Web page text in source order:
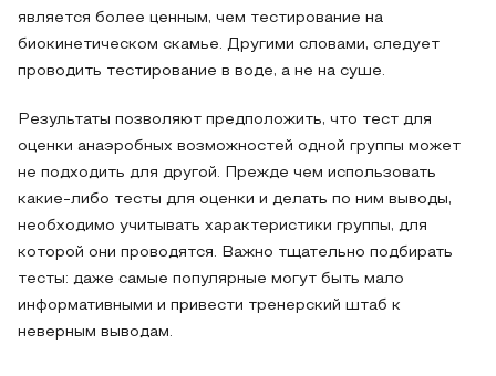
является более ценным, чем тестирование на
биокинетическом скамье. Другими словами, следует
проводить тестирование в воде, а не на суше.
Результаты позволяют предположить, что тест для
оценки анаэробных возможностей одной группы может
не подходить для другой. Прежде чем использовать
какие-либо тесты для оценки и делать по ним выводы,
необходимо учитывать характеристики группы, для
которой они проводятся. Важно тщательно подбирать
тесты: даже самые популярные могут быть мало
информативными и привести тренерский штаб к
неверным выводам.